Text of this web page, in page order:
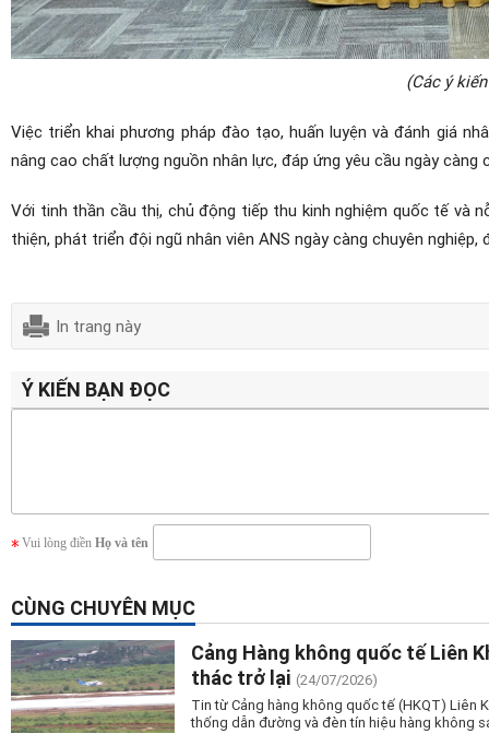
(Các ý
Việc triển khai phương pháp đào tạo, huấn luyện và đánh giá
nâng cao chất lượng nguồn nhân lực, đáp ứng yêu cầu ngày
Với tinh thần cầu thị, chủ động tiếp thu kinh nghiệm quốc tế và
thiện, phát triển đội ngũ nhân viên ANS ngày càng chuyên
In trang này
Ý KIẾN BẠN ĐỌC
Vui lòng điền Họ và tên
CÙNG CHUYÊN MỤC
Cảng Hàng không quốc tế Liên
thác trở lại (24/07/2026)
Tin từ Cảng hàng không quốc tế (HKQT) Liên
thống dẫn đường và đèn tín hiệu hàng không